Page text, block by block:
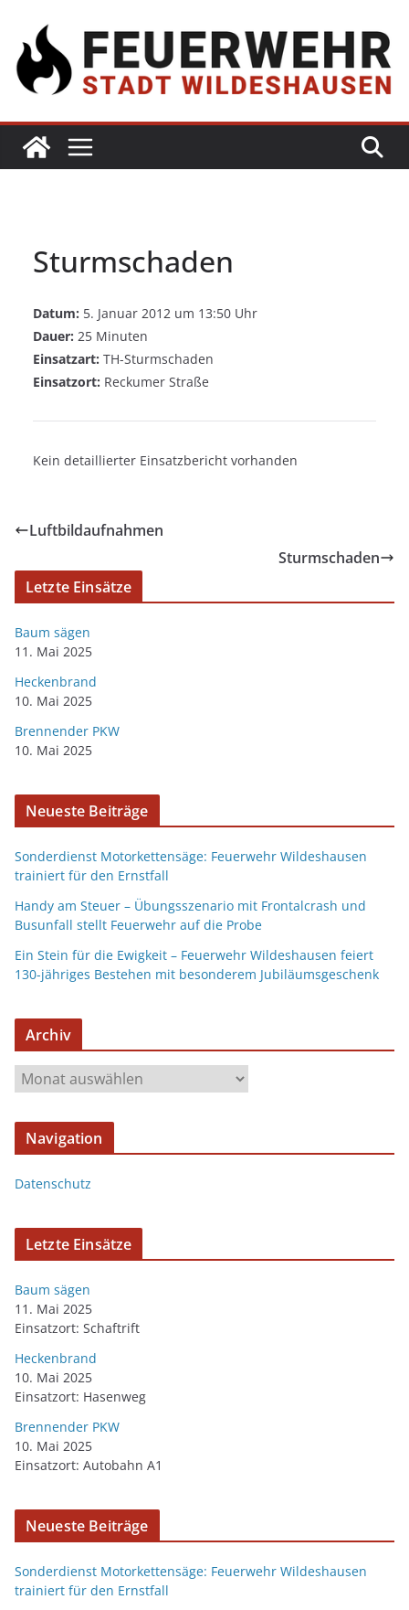
Sturmschaden
Datum: 5. Januar 2012 um 13:50 Uhr
Dauer: 25 Minuten
Einsatzart: TH-Sturmschaden
Einsatzort: Reckumer Straße
Kein detaillierter Einsatzbericht vorhanden
Luftbildaufnahmen
Sturmschaden
Letzte Einsätze
Baum sägen
11. Mai 2025
Heckenbrand
10. Mai 2025
Brennender PKW
10. Mai 2025
Neueste Beiträge
Sonderdienst Motorkettensäge: Feuerwehr Wildeshausen
trainiert für den Ernstfall
Handy am Steuer – Übungsszenario mit Frontalcrash und
Busunfall stellt Feuerwehr auf die Probe
Ein Stein für die Ewigkeit – Feuerwehr Wildeshausen feiert
130-jähriges Bestehen mit besonderem Jubiläumsgeschenk
Archiv
Navigation
Datenschutz
Letzte Einsätze
Baum sägen
11. Mai 2025
Einsatzort: Schaftrift
Heckenbrand
10. Mai 2025
Einsatzort: Hasenweg
Brennender PKW
10. Mai 2025
Einsatzort: Autobahn A1
Neueste Beiträge
Sonderdienst Motorkettensäge: Feuerwehr Wildeshausen
trainiert für den Ernstfall